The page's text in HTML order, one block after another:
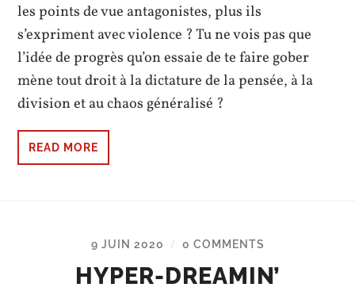
les points de vue antagonistes, plus ils
s’expriment avec violence ? Tu ne vois pas que
l’idée de progrès qu’on essaie de te faire gober
mène tout droit à la dictature de la pensée, à la
division et au chaos généralisé ?
READ MORE
9 JUIN 2020 / 0 COMMENTS
HYPER-DREAMIN’